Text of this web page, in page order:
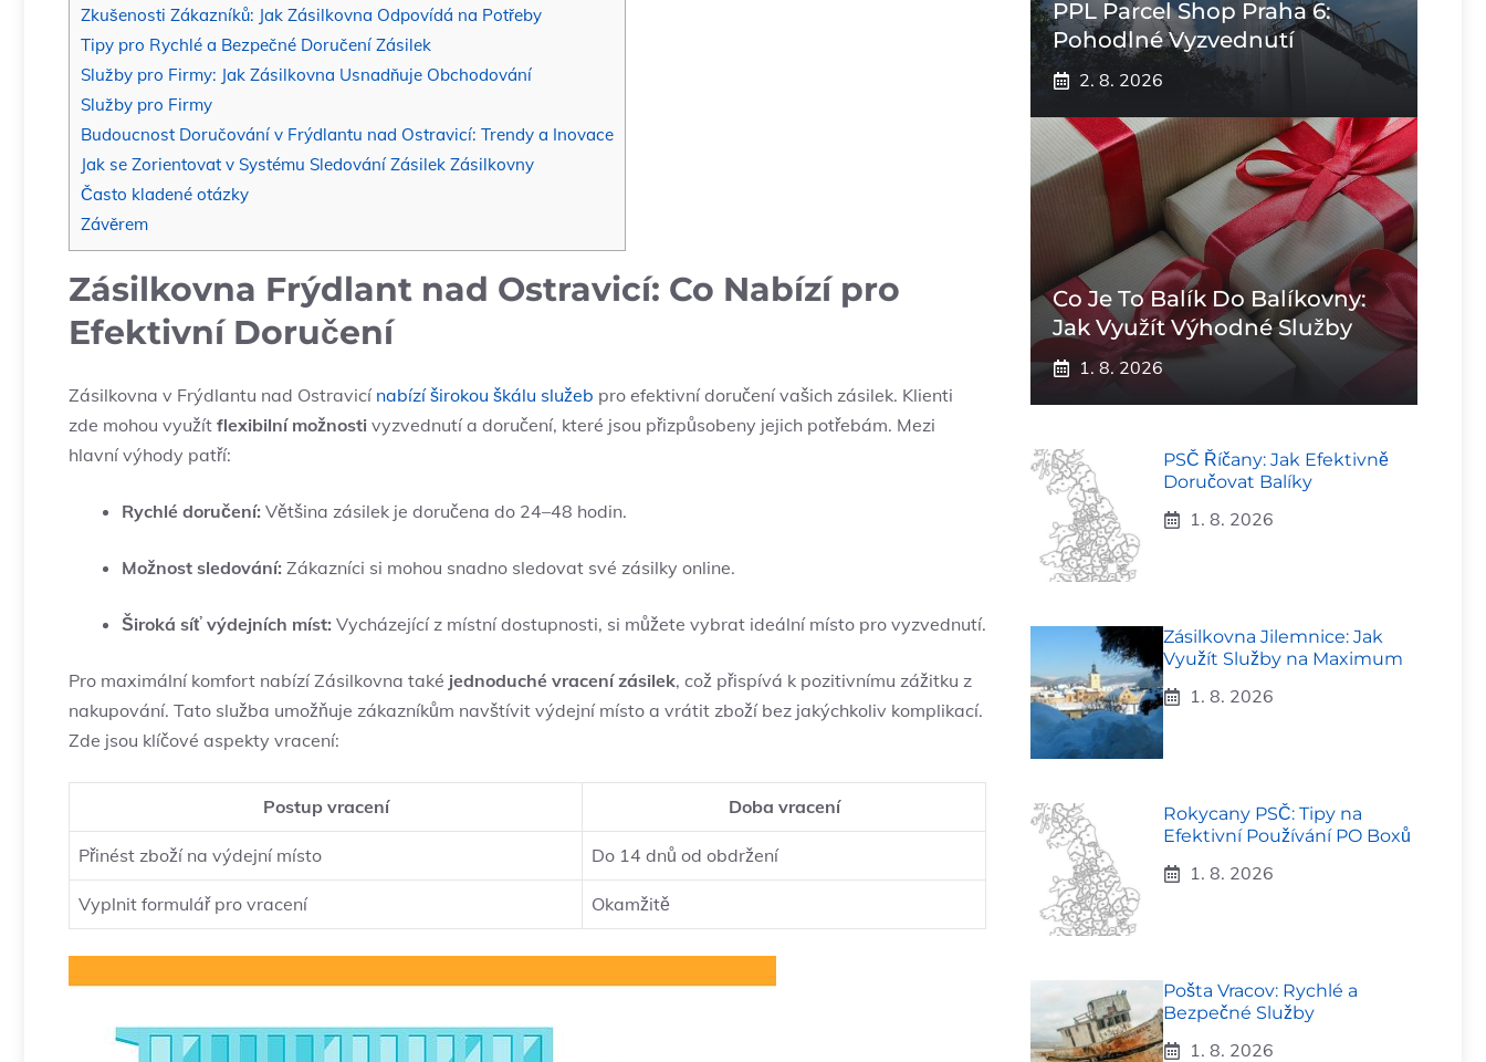
Zkušenosti Zákazníků: Jak Zásilkovna Odpovídá na Potřeby
Tipy pro Rychlé a Bezpečné Doručení Zásilek
Služby pro Firmy: Jak Zásilkovna Usnadňuje Obchodování
Služby pro Firmy
Budoucnost Doručování v Frýdlantu nad Ostravicí: Trendy a Inovace
Jak se Zorientovat v Systému Sledování Zásilek Zásilkovny
Často kladené otázky
Závěrem
Zásilkovna Frýdlant nad Ostravicí: Co Nabízí pro
Efektivní Doručení
Zásilkovna v Frýdlantu nad Ostravicí nabízí širokou škálu služeb pro efektivní doručení vašich zásilek. Klienti
zde mohou využít flexibilní možnosti vyzvednutí a doručení, které jsou přizpůsobeny jejich potřebám. Mezi
hlavní výhody patří:
Rychlé doručení: Většina zásilek je doručena do 24–48 hodin.
Možnost sledování: Zákazníci si mohou snadno sledovat své zásilky online.
Široká síť výdejních míst: Vycházející z místní dostupnosti, si můžete vybrat ideální místo pro vyzvednutí.
Pro maximální komfort nabízí Zásilkovna také jednoduché vracení zásilek, což přispívá k pozitivnímu zážitku z
nakupování. Tato služba umožňuje zákazníkům navštívit výdejní místo a vrátit zboží bez jakýchkoliv komplikací.
Zde jsou klíčové aspekty vracení:
Postup vracení Doba vracení
Přinést zboží na výdejní místo Do 14 dnů od obdržení
Vyplnit formulář pro vracení Okamžitě
PPL Parcel Shop Praha 6:
Pohodlné Vyzvednutí
2. 8. 2026
Co Je To Balík Do Balíkovny:
Jak Využít Výhodné Služby
1. 8. 2026
PSČ Říčany: Jak Efektivně
Doručovat Balíky
1. 8. 2026
Zásilkovna Jilemnice: Jak
Využít Služby na Maximum
1. 8. 2026
Rokycany PSČ: Tipy na
Efektivní Používání PO Boxů
1. 8. 2026
Pošta Vracov: Rychlé a
Bezpečné Služby
1. 8. 2026